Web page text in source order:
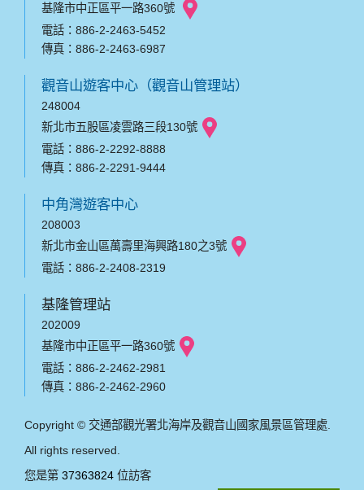
基隆市中正區平一路360號
電話：886-2-2463-5452
傳真：886-2-2463-6987
觀音山遊客中心（觀音山管理站）
248004
新北市五股區凌雲路三段130號
電話：886-2-2292-8888
傳真：886-2-2291-9444
中角灣遊客中心
208003
新北市金山區萬壽里海興路180之3號
電話：886-2-2408-2319
基隆管理站
202009
基隆市中正區平一路360號
電話：886-2-2462-2981
傳真：886-2-2462-2960
Copyright © 交通部觀光署北海岸及觀音山國家風景區管理處.
All rights reserved.
您是第 37363824 位訪客